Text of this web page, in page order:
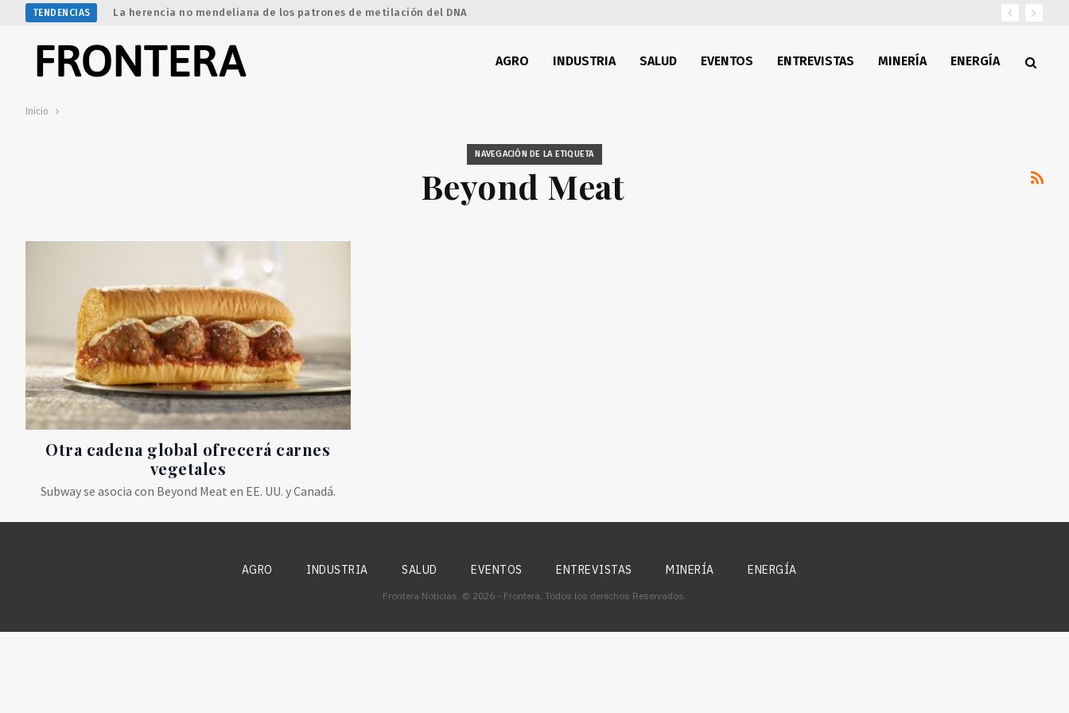
TENDENCIAS La herencia no mendeliana de los patrones de metilación del DNA
AGRO INDUSTRIA SALUD EVENTOS ENTREVISTAS MINERÍA ENERGÍA
Inicio
NAVEGACIÓN DE LA ETIQUETA
Beyond Meat
Otra cadena global ofrecerá carnes
vegetales
Subway se asocia con Beyond Meat en EE. UU. y Canadá.
AGRO INDUSTRIA SALUD EVENTOS ENTREVISTAS MINERÍA ENERGÍA
Frontera Noticias. © 2026 - Frontera. Todos los derechos Reservados.